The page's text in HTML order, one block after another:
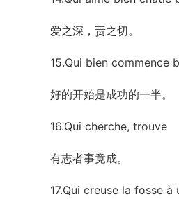
爱之深，责之切。
15.Qui bien commence
好的开始是成功的一半。
16.Qui cherche, trouve
有志者事竟成。
17.Qui creuse la fosse